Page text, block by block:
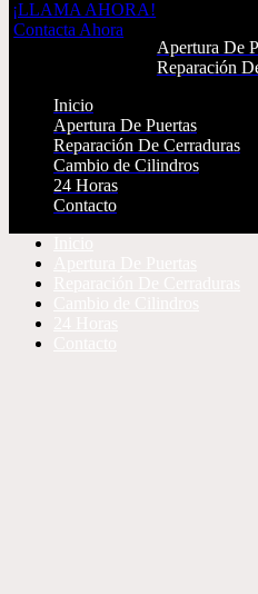
Apertura De
Reparación
Contacto
¡LLAMA AHORA!
Contacta Ahora
¡LLAMA AHORA!
Contacta Ahora
Inicio
Apertura De Puertas
Reparación De Cerraduras
Cambio de Cilindros
24 Horas
Contacto